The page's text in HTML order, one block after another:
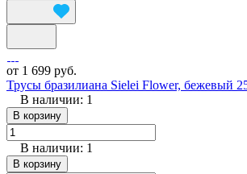
от 1 699 руб.
Трусы бразилиана Sielei Flower, бежевый
В наличии: 1
В корзину
В наличии: 1
В корзину